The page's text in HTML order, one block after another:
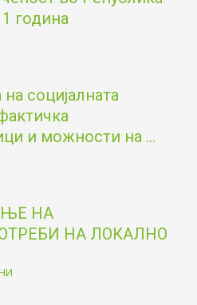
година
социјалната
и можности на ...
НА
НА ЛОКАЛНО